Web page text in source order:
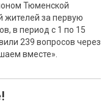
Тюменской
жителей за первую
в период с 1 по 15
239 вопросов через
вместе».